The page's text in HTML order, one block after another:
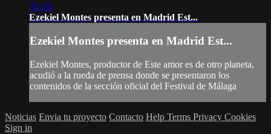
02:28
Ezekiel Montes presenta en Madrid Est...
Ezekiel Montes presenta en Madrid Est...
Ezekiel Montes, productor de Este amor es de otro planeta,
acudió a la rueda de prensa donde se presentaron los
contenidos de la sección oficial del Festival de Málaga
Noticias Envia tu proyecto Contacto Help Terms Privacy Cookies
Sign in